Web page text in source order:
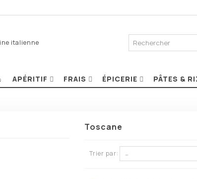
APÉRITIF FRAIS ÉPICERIE PÂTES &
Toscane
Trier par: